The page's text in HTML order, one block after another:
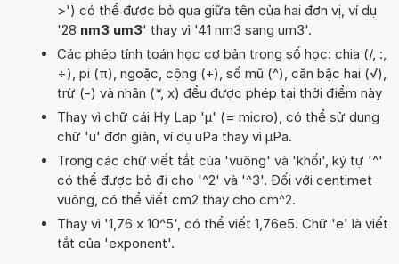
>') có thể được bỏ qua giữa tên của hai đơn vị, ví dụ
'28 nm3 um3' thay vì '41 nm3 sang um3'.
Các phép tính toán học cơ bản trong số học: chia (/, :,
÷), pi (π), ngoặc, cộng (+), số mũ (^), căn bậc hai (√),
trừ (-) và nhân (*, x) đều được phép tại thời điểm này
Thay vì chữ cái Hy Lạp 'µ' (= micro), có thể sử dụng
chữ 'u' đơn giản, ví dụ uPa thay vì µPa.
Trong các chữ viết tắt của 'vuông' và 'khối', ký tự '^'
có thể được bỏ đi cho '^2' và '^3'. Đối với centimet
vuông, có thể viết cm2 thay cho cm^2.
Thay vì '1,76 x 10^5', có thể viết 1,76e5. Chữ 'e' là viết
tắt của 'exponent'.